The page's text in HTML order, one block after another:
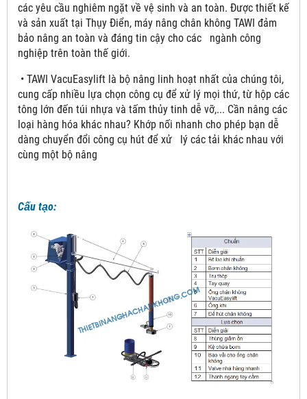
các yêu cầu nghiêm ngặt về vệ sinh và an toàn. Được thiết kế
và sản xuất tại Thụy Điển, máy nâng chân không TAWI đảm
bảo nâng an toàn và đáng tin cậy cho các ngành công
nghiệp trên toàn thế giới.
• TAWI VacuEasylift là bộ nâng linh hoạt nhất của chúng tôi,
cung cấp nhiều lựa chọn công cụ để xử lý mọi thứ, từ hộp các
tông lớn đến túi nhựa và tấm thủy tinh dễ vỡ,... Cần nâng các
loại hàng hóa khác nhau? Khớp nối nhanh cho phép bạn dễ
dàng chuyển đổi công cụ hút để xử lý các tải khác nhau với
cùng một bộ nâng
Cấu tạo: